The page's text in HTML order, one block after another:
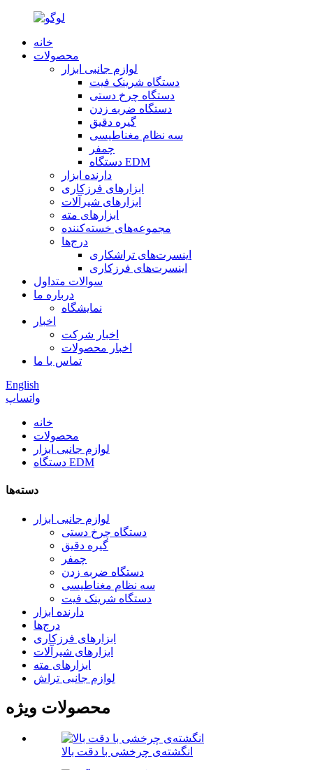
خانه
محصولات
لوازم جانبی ابزار
دستگاه شرینک فیت
دستگاه چرخ دستی
دستگاه ضربه زدن
گیره دقیق
سه نظام مغناطیسی
چمفر
دستگاه EDM
دارنده ابزار
ابزارهای فرزکاری
ابزارهای شیرآلات
ابزارهای مته
مجموعه‌های خسته‌کننده
درج‌ها
اینسرت‌های تراشکاری
اینسرت‌های فرزکاری
سوالات متداول
درباره ما
نمایشگاه
اخبار
اخبار شرکت
اخبار محصولات
تماس با ما
English
واتساپ
خانه
محصولات
لوازم جانبی ابزار
دستگاه EDM
دسته‌ها
لوازم جانبی ابزار
دستگاه چرخ دستی
گیره دقیق
چمفر
دستگاه ضربه زدن
سه نظام مغناطیسی
دستگاه شرینک فیت
دارنده ابزار
درج‌ها
ابزارهای فرزکاری
ابزارهای شیرآلات
ابزارهای مته
لوازم جانبی تراش
محصولات ویژه
انگشته‌ی چرخشی با دقت بالا